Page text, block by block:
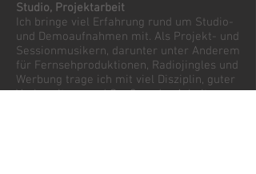
Studio, Projektarbeit
Ich bringe viel Erfahrung rund um Studio-
und Demoaufnahmen mit. Als Projekt- und
Sessionmusikern, darunter unter Anderem
für Fernsehproduktionen, Radiojingles und
Werbung trage ich mit viel Disziplin, guter
Vorbereitung und Spaß an der Arbeit zu